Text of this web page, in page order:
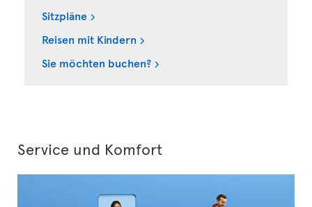
Sitzpläne
Reisen mit Kindern
Sie möchten buchen?
Service und Komfort